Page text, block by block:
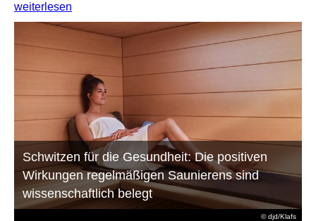
weiterlesen
© djd/Klafs
Schwitzen für die Gesundheit: Die positiven
Wirkungen regelmäßigen Saunierens sind
wissenschaftlich belegt